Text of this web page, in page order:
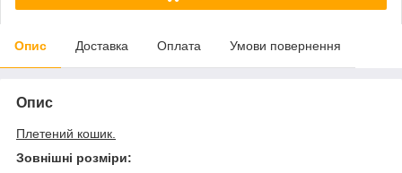
Опис Доставка Оплата Умови повернення
Опис
Плетений кошик.
Зовнішні розміри: